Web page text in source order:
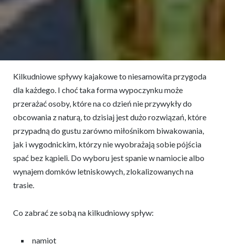
Kilkudniowe spływy kajakowe to niesamowita przygoda
dla każdego. I choć taka forma wypoczynku może
przerażać osoby, które na co dzień nie przywykły do
obcowania z naturą, to dzisiaj jest dużo rozwiązań, które
przypadną do gustu zarówno miłośnikom biwakowania,
jak i wygodnickim, którzy nie wyobrażają sobie pójścia
spać bez kąpieli. Do wyboru jest spanie w namiocie albo
wynajem domków letniskowych, zlokalizowanych na
trasie.
Co zabrać ze sobą na kilkudniowy spływ:
namiot